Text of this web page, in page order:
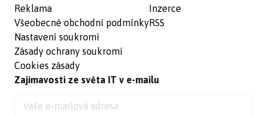
Reklama
Všeobecné obchodní podmínky
Nastavení soukromí
Zásady ochrany soukromí
Cookies zásady
Inzerce
RSS
Zajímavosti ze světa IT v e-mailu